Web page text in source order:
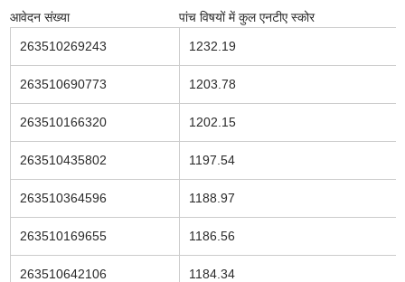
आवेदन संख्या
पांच विषयों में कुल एनटीए स्कोर
263510269243
1232.19
263510690773 1203.78
263510166320 1202.15
263510435802 1197.54
263510364596 1188.97
263510169655 1186.56
263510642106 1184.34